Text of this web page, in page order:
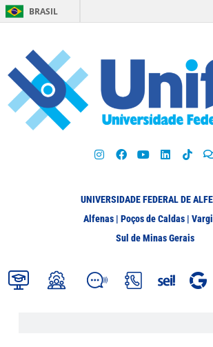
BRASIL
Acesso
UNIVERSIDADE FEDERAL DE
Alfenas | Poços de Caldas |
Sul de Minas Gerais